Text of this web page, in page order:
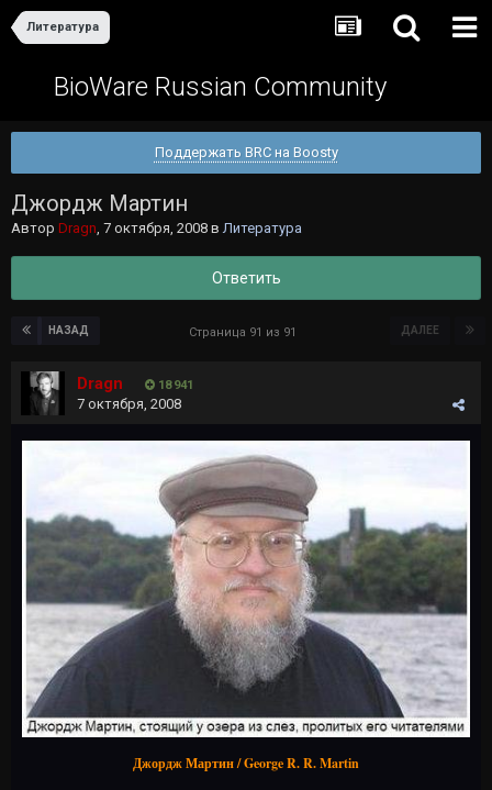
Литература
BioWare Russian Community
Поддержать BRC на Boosty
Джордж Мартин
Автор Dragn, 7 октября, 2008 вЛитература
Ответить
НАЗАД ДАЛЕЕ
Страница 91 из 91
Dragn 18 941
7 октября, 2008
Джордж Мартин / George R. R. Martin